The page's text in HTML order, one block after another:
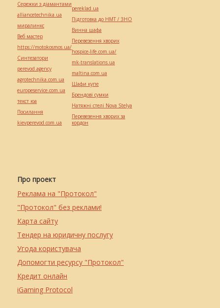
Про проект
Реклама на "Протокол"
"Протокол" без реклами!
Карта сайту
Тендер на юридичну послугу
Угода користувача
Допомогти ресурсу "Протокол"
Кредит онлайн
iGaming Protocol
Сережки з діамантами
alliancetechnika.ua
миралинкс
Веб мастер
https://motokosmos.ua/
Синтезатори
perevod.agency
agrotechnika.com.ua
europeservice.com.ua
текст юа
Посилання
kievperevod.com.ua
pereklad.ua
Підготовка до НМТ / ЗНО
Винна шафа
Перевезення хворих
hospice-life.com.ua/
mk-translations.ua
maltina.com.ua
Шафи купе
Брендові сумки
Натяжні стелі Nova Stelya
Перевезення хворих за
кордон